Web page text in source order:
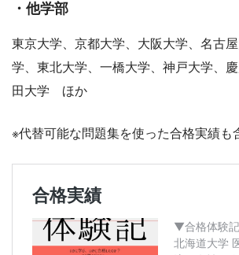
・他学部
東京大学、京都大学、大阪大学、名古
学、東北大学、一橋大学、神戸大学、
田大学 ほか
※代替可能な問題集を使った合格実績も